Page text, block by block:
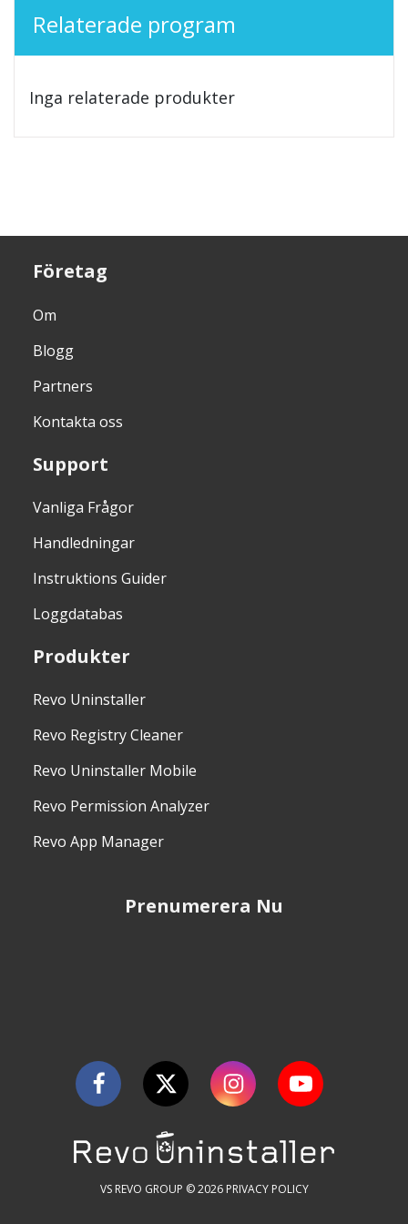
Relaterade program
Inga relaterade produkter
Företag
Om
Blogg
Partners
Kontakta oss
Support
Vanliga Frågor
Handledningar
Instruktions Guider
Loggdatabas
Produkter
Revo Uninstaller
Revo Registry Cleaner
Revo Uninstaller Mobile
Revo Permission Analyzer
Revo App Manager
Prenumerera Nu
VS REVO GROUP © 2026 PRIVACY POLICY